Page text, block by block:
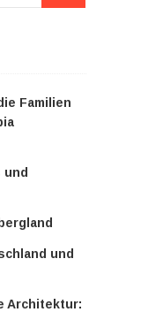
Familien
und
Architektur: